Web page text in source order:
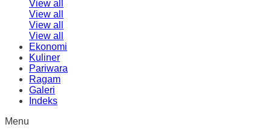
View all
View all
View all
View all
Ekonomi
Kuliner
Pariwara
Ragam
Galeri
Indeks
Menu